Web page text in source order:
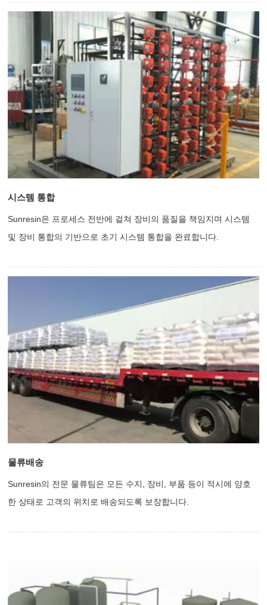
시스템 통합
Sunresin은 프로세스 전반에 걸쳐 장비의 품질을 책임지며 시스템
및 장비 통합의 기반으로 초기 시스템 통합을 완료합니다.
물류배송
Sunresin의 전문 물류팀은 모든 수지, 장비, 부품 등이 적시에 양호
한 상태로 고객의 위치로 배송되도록 보장합니다.